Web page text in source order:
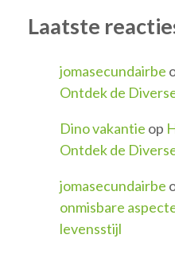
Laatste
jomasecundairbe
Ontdek de
Dino vakantie op
Ontdek de
jomasecundairbe
onmisbare
levensstijl